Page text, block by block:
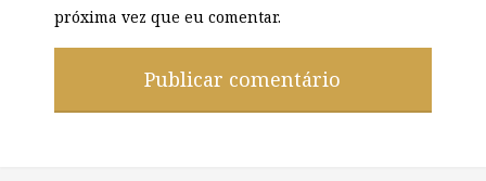
próxima vez que eu comentar.